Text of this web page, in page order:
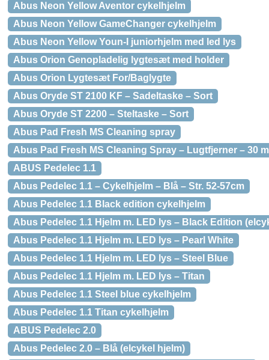
Abus Neon Yellow Aventor cykelhjelm
Abus Neon Yellow GameChanger cykelhjelm
Abus Neon Yellow Youn-I juniorhjelm med led lys
Abus Orion Genopladelig lygtesæt med holder
Abus Orion Lygtesæt For/Baglygte
Abus Oryde ST 2100 KF – Sadeltaske – Sort
Abus Oryde ST 2200 – Steltaske – Sort
Abus Pad Fresh MS Cleaning spray
Abus Pad Fresh MS Cleaning Spray – Lugtfjerner – 30
ABUS Pedelec 1.1
Abus Pedelec 1.1 – Cykelhjelm – Blå – Str. 52-57cm
Abus Pedelec 1.1 Black edition cykelhjelm
Abus Pedelec 1.1 Hjelm m. LED lys – Black Edition
Abus Pedelec 1.1 Hjelm m. LED lys – Pearl White
Abus Pedelec 1.1 Hjelm m. LED lys – Steel Blue
Abus Pedelec 1.1 Hjelm m. LED lys – Titan
Abus Pedelec 1.1 Steel blue cykelhjelm
Abus Pedelec 1.1 Titan cykelhjelm
ABUS Pedelec 2.0
Abus Pedelec 2.0 – Blå (elcykel hjelm)